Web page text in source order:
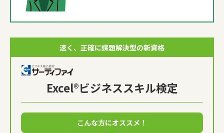
速く、正確に課題解決型の新資格
Excel®ビジネススキル検定
こんな方にオススメ！